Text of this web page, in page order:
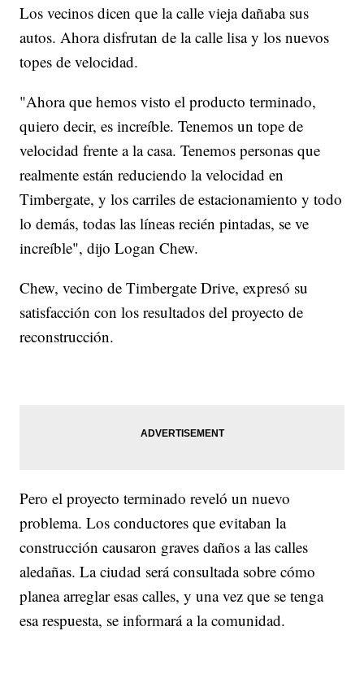
Los vecinos dicen que la calle vieja dañaba sus
autos. Ahora disfrutan de la calle lisa y los nuevos
topes de velocidad.
"Ahora que hemos visto el producto terminado,
quiero decir, es increíble. Tenemos un tope de
velocidad frente a la casa. Tenemos personas que
realmente están reduciendo la velocidad en
Timbergate, y los carriles de estacionamiento y todo
lo demás, todas las líneas recién pintadas, se ve
increíble", dijo Logan Chew.
Chew, vecino de Timbergate Drive, expresó su
satisfacción con los resultados del proyecto de
reconstrucción.
Pero el proyecto terminado reveló un nuevo
problema. Los conductores que evitaban la
construcción causaron graves daños a las calles
aledañas. La ciudad será consultada sobre cómo
planea arreglar esas calles, y una vez que se tenga
esa respuesta, se informará a la comunidad.